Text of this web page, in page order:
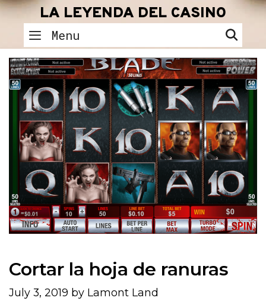
Skip
content
LA LEYENDA DEL CASINO
Menu
Cortar la hoja de ranuras
July 3, 2019 by Lamont Land